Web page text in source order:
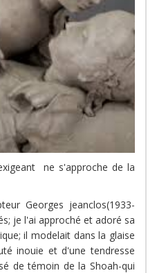
ne s'approche de la
Georges jeanclos(1933-
je l'ai approché et adoré sa
il modelait dans la glaise
inouie et d'une tendresse
de témoin de la Shoah-qui